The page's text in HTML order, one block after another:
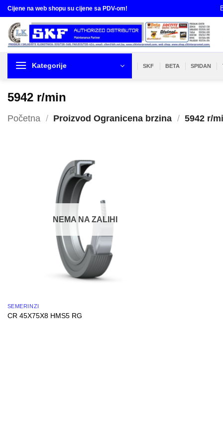
Skip
to
content
Cijene na web shopu su cijene sa PDV-om!
Kategorije SKF BETA SPIDAN
5942 r/min
Početna / Proizvod Ogranicena brzina / 5942 r/
NEMA NA ZALIHI
SEMERINZI
CR 45X75X8 HMS5 RG